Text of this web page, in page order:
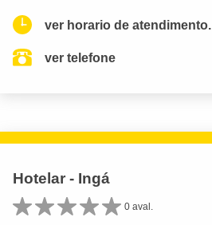
ver horario de atendimento.
ver telefone
Hotelar - Ingá
0 aval.